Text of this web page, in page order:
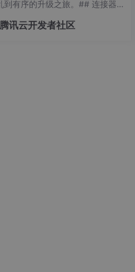
到有序的升级之旅。## 连接器版
的常见痛点 😫在Flink应用开发
接器版本管理常常让开发者头疼
腾讯云开发者社区